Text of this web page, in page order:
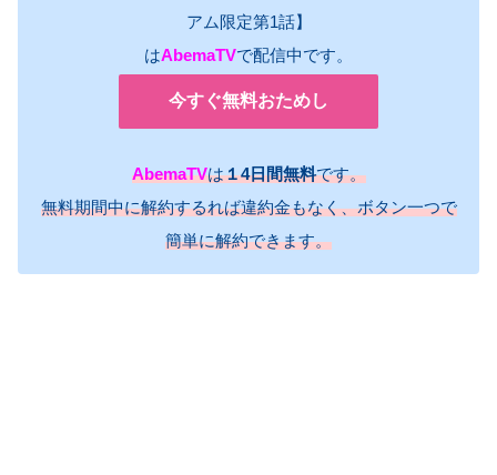
アム限定第1話】
はAbemaTVで配信中です。
今すぐ無料おためし
AbemaTVは１4日間無料です。
無料期間中に解約するれば違約金もなく、ボタン一つで
簡単に解約できます。